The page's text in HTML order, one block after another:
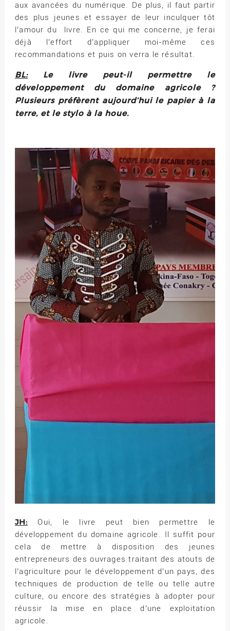
aux avancées du numérique. De plus, il faut partir
des plus jeunes et essayer de leur inculquer tôt
l’amour du livre. En ce qui me concerne, je ferai
déjà l’effort d’appliquer moi-même ces
recommandations et puis on verra le résultat.
BL:Le livre peut-il permettre le
développement du domaine agricole ?
Plusieurs préfèrent aujourd’hui le papier à la
terre, et le stylo à la houe.
JH:Oui, le livre peut bien permettre le
développement du domaine agricole. Il suffit pour
cela de mettre à disposition des jeunes
entrepreneurs des ouvrages traitant des atouts de
l’agriculture pour le développement d’un pays, des
techniques de production de telle ou telle autre
culture, ou encore des stratégies à adopter pour
réussir la mise en place d’une exploitation
agricole.